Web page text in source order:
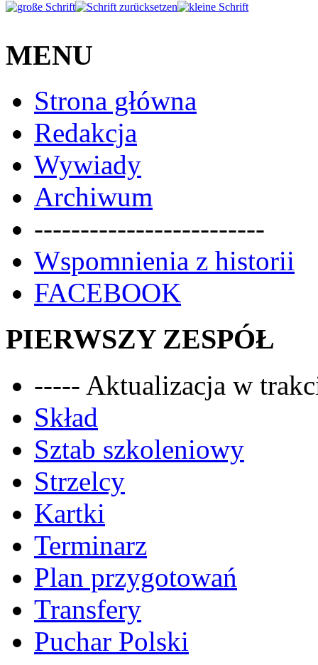
MENU
Strona główna
Redakcja
Wywiady
Archiwum
-------------------------
Wspomnienia z historii
FACEBOOK
PIERWSZY ZESPÓŁ
----- Aktualizacja w
Skład
Sztab szkoleniowy
Strzelcy
Kartki
Terminarz
Plan przygotowań
Transfery
Puchar Polski